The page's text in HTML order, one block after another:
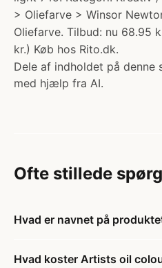
> Oliefarve > Winsor
Oliefarve. Tilbud: nu 68.95
kr.) Køb hos Rito.dk.
Dele af indholdet på
med hjælp fra AI.
Ofte stillede
Hvad er navnet på
Hvad koster Artists oil